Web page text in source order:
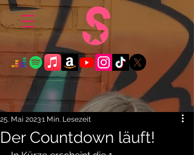
Der Countdown läuft!
25. Mai 20231 Min. Lesezeit